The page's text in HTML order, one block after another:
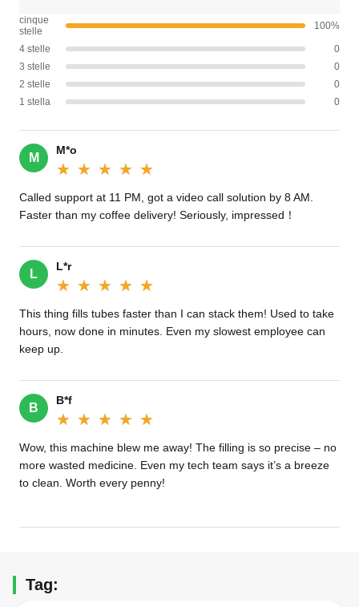
cinque
stelle
100%
4 stelle
0
3 stelle
0
2 stelle
0
1 stella
0
M
M*o
★★★★★
★★★★★
Called support at 11 PM, got a video call solution by 8 AM.
Faster than my coffee delivery! Seriously, impressed！
L
L*r
★★★★★
★★★★★
This thing fills tubes faster than I can stack them! Used to take
hours, now done in minutes. Even my slowest employee can
keep up.
B
B*f
★★★★★
★★★★★
Wow, this machine blew me away! The filling is so precise – no
more wasted medicine. Even my tech team says it’s a breeze
to clean. Worth every penny!
Tag: